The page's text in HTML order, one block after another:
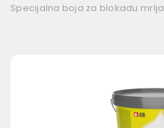
Specijalna boja za blokadu mrlja